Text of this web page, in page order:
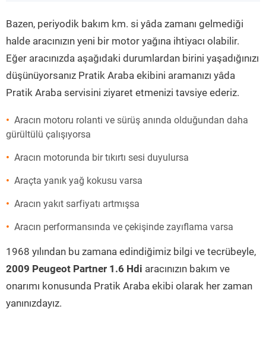
Bazen, periyodik bakım km. si yâda zamanı gelmediği
halde aracınızın yeni bir motor yağına ihtiyacı olabilir.
Eğer aracınızda aşağıdaki durumlardan birini yaşadığınızı
düşünüyorsanız Pratik Araba ekibini aramanızı yâda
Pratik Araba servisini ziyaret etmenizi tavsiye ederiz.
Aracın motoru rolanti ve sürüş anında olduğundan daha
gürültülü çalışıyorsa
Aracın motorunda bir tıkırtı sesi duyulursa
Araçta yanık yağ kokusu varsa
Aracın yakıt sarfiyatı artmışsa
Aracın performansında ve çekişinde zayıflama varsa
1968 yılından bu zamana edindiğimiz bilgi ve tecrübeyle,
2009 Peugeot Partner 1.6 Hdi aracınızın bakım ve
onarımı konusunda Pratik Araba ekibi olarak her zaman
yanınızdayız.